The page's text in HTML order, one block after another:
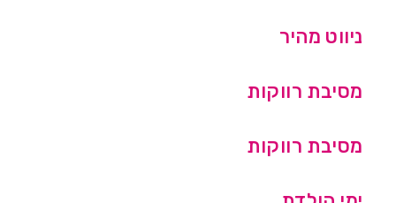
ניווט מהיר
מסיבת רווקות
מסיבת רווקות